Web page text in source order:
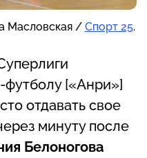
Масловская / Спорт 25.
футболу [«Анри»]
отдавать свое
минуту после
Белоногова